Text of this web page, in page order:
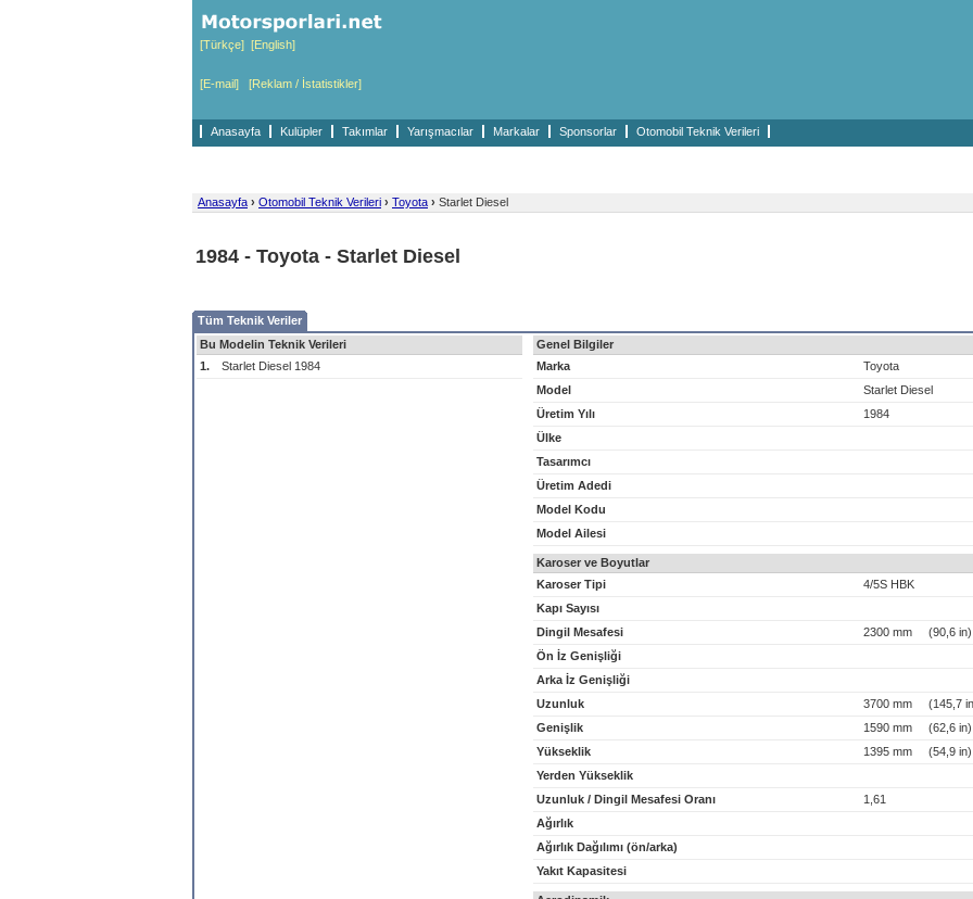
[Türkçe] [English]
[E-mail] [Reklam / İstatistikler]
Anasayfa Kulüpler Takımlar Yarışmacılar Markalar Sponsorlar Otomobil Teknik Verileri
Anasayfa › Otomobil Teknik Verileri › Toyota › Starlet Diesel
1984 - Toyota - Starlet Diesel
Tüm Teknik Veriler
Bu Modelin Teknik Verileri
1.
Starlet Diesel 1984
Genel Bilgiler
Marka
Toyota
Model
Starlet Diesel
Üretim Yılı
1984
Ülke
Tasarımcı
Üretim Adedi
Model Kodu
Model Ailesi
Karoser ve Boyutlar
Karoser Tipi
4/5S HBK
Kapı Sayısı
Dingil Mesafesi
2300 mm (90,6 in)
Ön İz Genişliği
Arka İz Genişliği
Uzunluk
3700 mm (145,7
Genişlik
1590 mm (62,6 in)
Yükseklik
1395 mm (54,9 in)
Yerden Yükseklik
Uzunluk / Dingil Mesafesi Oranı
1,61
Ağırlık
Ağırlık Dağılımı (ön/arka)
Yakıt Kapasitesi